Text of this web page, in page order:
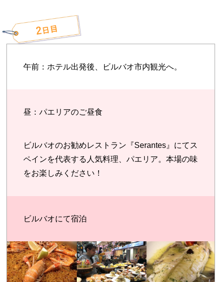
午前：ホテル出発後、ビルバオ市内観光へ。
昼：パエリアのご昼食
ビルバオのお勧めレストラン『Serantes』にてス
ペインを代表する人気料理、パエリア。本場の味
をお楽しみください！
ビルバオにて宿泊